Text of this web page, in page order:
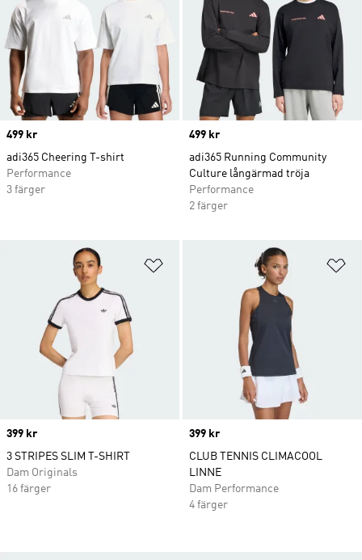
Price
499 kr
adi365 Cheering T-shirt
Performance
3 färger
Price
499 kr
adi365 Running Community
Culture långärmad tröja
Performance
2 färger
Lägg till på önskelistan
Price
399 kr
3 STRIPES SLIM T-SHIRT
Dam Originals
16 färger
Price
399 kr
CLUB TENNIS CLIMACOOL
LINNE
Dam Performance
4 färger